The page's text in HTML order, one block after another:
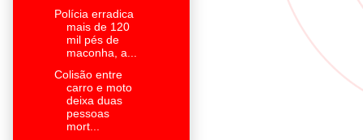
Polícia erradica
mais de 120
mil pés de
maconha, a...
Colisão entre
carro e moto
deixa duas
pessoas
mort...